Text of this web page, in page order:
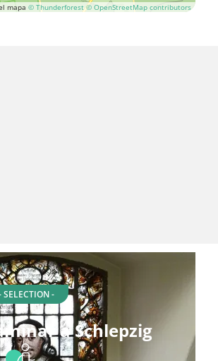
mapa © Thunderforest © OpenStreetMap contributors
SELECTION -
a Schlepzig